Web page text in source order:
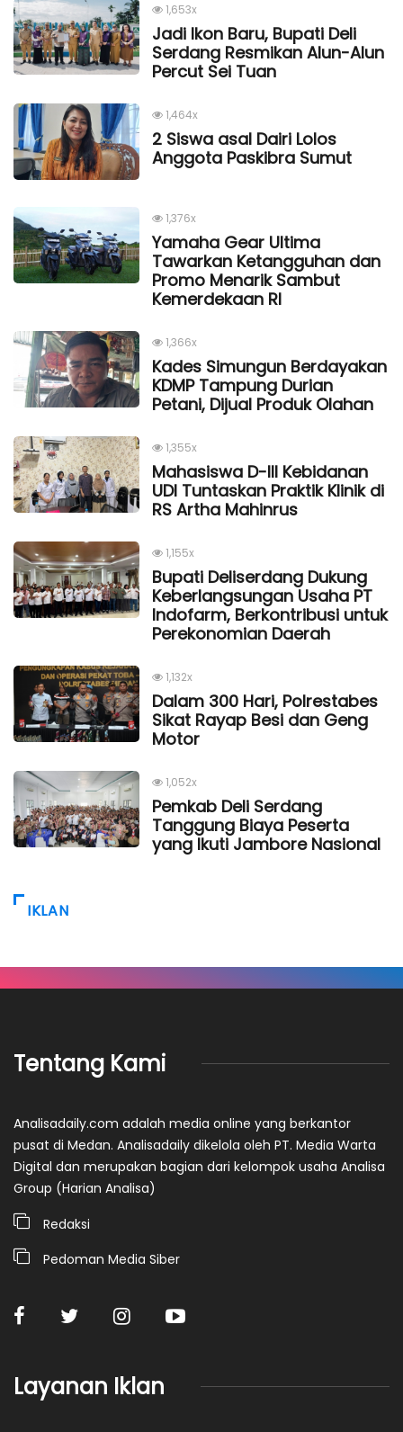
1,653x
Jadi Ikon Baru, Bupati Deli
Serdang Resmikan Alun-Alun
Percut Sei Tuan
1,464x
2 Siswa asal Dairi Lolos
Anggota Paskibra Sumut
1,376x
Yamaha Gear Ultima
Tawarkan Ketangguhan dan
Promo Menarik Sambut
Kemerdekaan Rl
1,366x
Kades Simungun Berdayakan
KDMP Tampung Durian
Petani, Dijual Produk Olahan
1,355x
Mahasiswa D-III Kebidanan
UDI Tuntaskan Praktik Klinik di
RS Artha Mahinrus
1,155x
Bupati Deliserdang Dukung
Keberlangsungan Usaha PT
Indofarm, Berkontribusi untuk
Perekonomian Daerah
1,132x
Dalam 300 Hari, Polrestabes
Sikat Rayap Besi dan Geng
Motor
1,052x
Pemkab Deli Serdang
Tanggung Biaya Peserta
yang Ikuti Jambore Nasional
IKLAN
Tentang Kami
Analisadaily.com adalah media online yang berkantor
pusat di Medan. Analisadaily dikelola oleh PT. Media Warta
Digital dan merupakan bagian dari kelompok usaha Analisa
Group (Harian Analisa)
Redaksi
Pedoman Media Siber
Layanan Iklan